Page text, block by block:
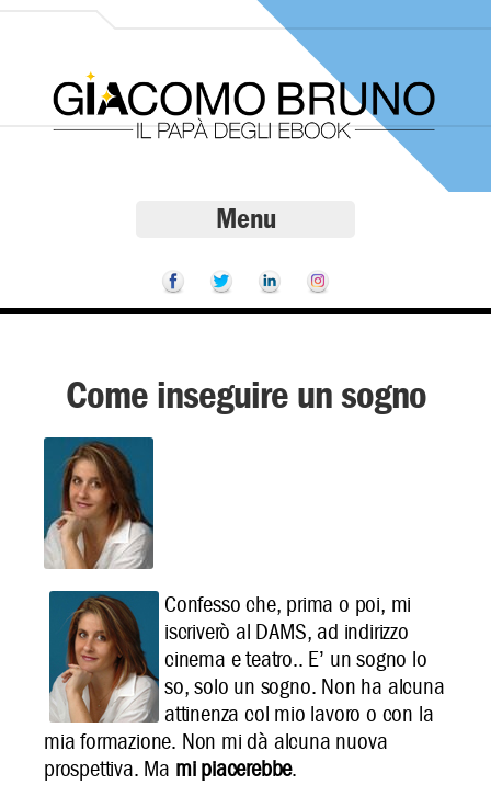
Menu
Come inseguire un sogno
Confesso che, prima o poi, mi
iscriverò al DAMS, ad indirizzo
cinema e teatro.. E’ un sogno lo
so, solo un sogno. Non ha alcuna
attinenza col mio lavoro o con la
mia formazione. Non mi dà alcuna nuova
prospettiva. Ma mi piacerebbe.